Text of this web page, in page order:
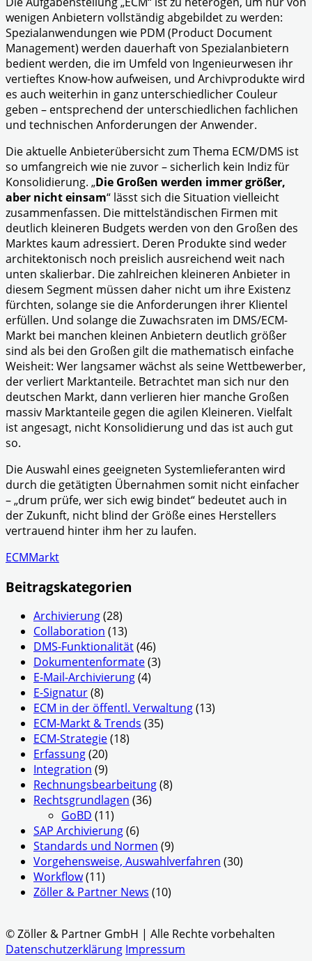
wenigen Anbietern vollständig abgebildet zu werden:
Spezialanwendungen wie PDM (Product Document
Management) werden dauerhaft von Spezialanbietern
bedient werden, die im Umfeld von Ingenieurwesen ihr
vertieftes Know-how aufweisen, und Archivprodukte wird
es auch weiterhin in ganz unterschiedlicher Couleur
geben – entsprechend der unterschiedlichen fachlichen
und technischen Anforderungen der Anwender.
Die aktuelle Anbieterübersicht zum Thema ECM/DMS ist
so umfangreich wie nie zuvor – sicherlich kein Indiz für
Konsolidierung. „Die Großen werden immer größer,
aber nicht einsam“ lässt sich die Situation vielleicht
zusammenfassen. Die mittelständischen Firmen mit
deutlich kleineren Budgets werden von den Großen des
Marktes kaum adressiert. Deren Produkte sind weder
architektonisch noch preislich ausreichend weit nach
unten skalierbar. Die zahlreichen kleineren Anbieter in
diesem Segment müssen daher nicht um ihre Existenz
fürchten, solange sie die Anforderungen ihrer Klientel
erfüllen. Und solange die Zuwachsraten im DMS/ECM-
Markt bei manchen kleinen Anbietern deutlich größer
sind als bei den Großen gilt die mathematisch einfache
Weisheit: Wer langsamer wächst als seine Wettbewerber,
der verliert Marktanteile. Betrachtet man sich nur den
deutschen Markt, dann verlieren hier manche Großen
massiv Marktanteile gegen die agilen Kleineren. Vielfalt
ist angesagt, nicht Konsolidierung und das ist auch gut
so.
Die Auswahl eines geeigneten Systemlieferanten wird
durch die getätigten Übernahmen somit nicht einfacher
– „drum prüfe, wer sich ewig bindet“ bedeutet auch in
der Zukunft, nicht blind der Größe eines Herstellers
vertrauend hinter ihm her zu laufen.
ECMMarkt
Beitragskategorien
Archivierung(28)
Collaboration (13)
DMS-Funktionalität(46)
Dokumentenformate(3)
E-Mail-Archivierung(4)
E-Signatur(8)
ECM in der öffentl. Verwaltung(13)
ECM-Markt & Trends (35)
ECM-Strategie(18)
Erfassung(20)
Integration (9)
Rechnungsbearbeitung(8)
Rechtsgrundlagen (36)
GoBD (11)
SAP Archivierung(6)
Standards und Normen (9)
Vorgehensweise, Auswahlverfahren (30)
Workflow(11)
Zöller & Partner News (10)
© Zöller & Partner GmbH | Alle Rechte vorbehalten
Datenschutzerklärung Impressum